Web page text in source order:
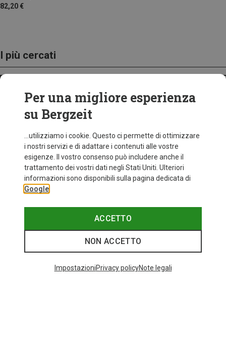
82,20 €
I più cercati
Per una migliore esperienza
su Bergzeit
...utilizziamo i cookie. Questo ci permette di ottimizzare
i nostri servizi e di adattare i contenuti alle vostre
esigenze. Il vostro consenso può includere anche il
trattamento dei vostri dati negli Stati Uniti. Ulteriori
informazioni sono disponibili sulla pagina dedicata di
Google
ACCETTO
NON ACCETTO
ImpostazioniPrivacy policyNote legali